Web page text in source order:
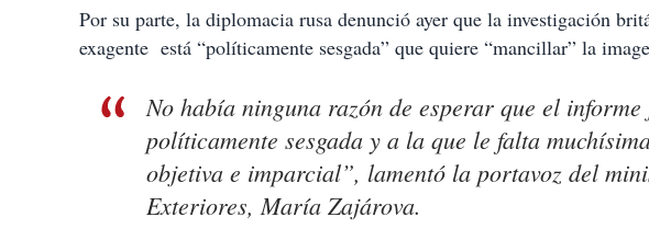
Por su parte, la diplomacia rusa denunció ayer que la investigación
exagente está “políticamente sesgada” que quiere “mancillar” la
No había ninguna razón de esperar que el
políticamente sesgada y a la que le falta
objetiva e imparcial”, lamentó la portavoz del
Exteriores, María Zajárova.